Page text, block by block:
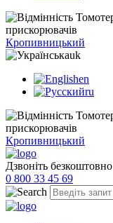
Кропивницький
uk
en
ru
Кропивницький
Дзвоніть безкоштовно
0 800 33 45 69